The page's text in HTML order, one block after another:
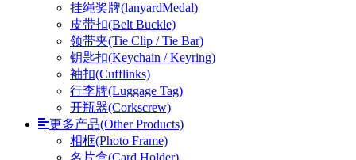
挂绳奖牌(lanyardMedal)
皮带扣(Belt Buckle)
领带夹(Tie Clip / Tie Bar)
钥匙扣(Keychain / Keyring)
袖扣(Cufflinks)
行李牌(Luggage Tag)
开瓶器(Corkscrew)
更多产品(Other Products)
相框(Photo Frame)
名片盒(Card Holder)